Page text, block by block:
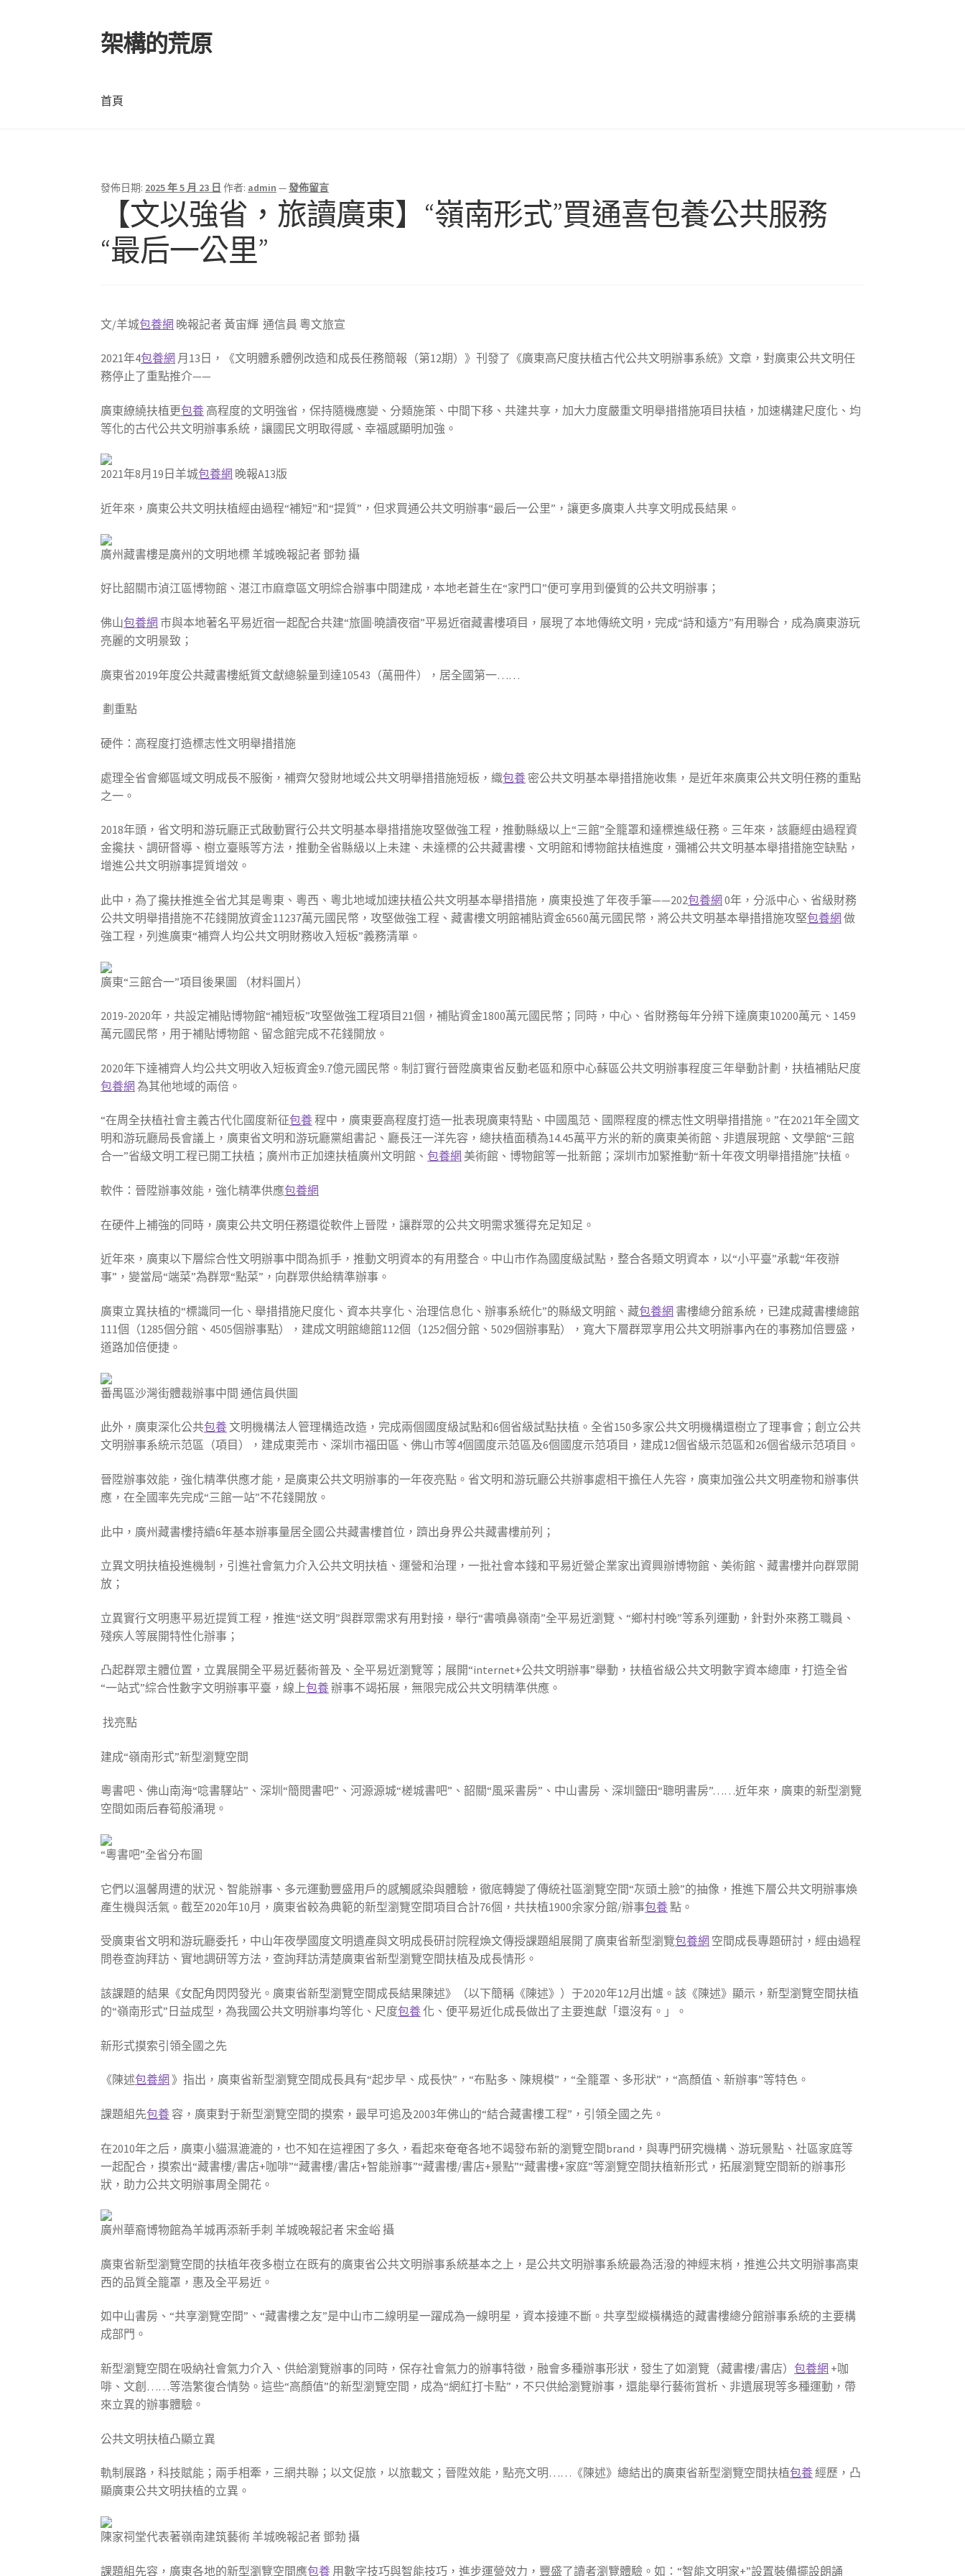
跳
至
覽
列
跳
至
要
內
架構的荒原
首頁
發佈日期: 2025 年 5 月 23 日 作者: admin —發佈留言
【文以強省，旅讀廣東】“嶺南形式”買通喜包養公共服務
“最后一公里”
文/羊城包養網 晚報記者 黃宙輝 通信員 粵文旅宣
2021年4包養網 月13日，《文明體系體例改造和成長任務簡報（第12期）》刊發了《廣東高尺度扶植古代公共文明辦事系統》文章，對廣東公共文明任
務停止了重點推介——
廣東繚繞扶植更包養 高程度的文明強省，保持隨機應變、分類施策、中間下移、共建共享，加大力度嚴重文明舉措措施項目扶植，加速構建尺度化、均
等化的古代公共文明辦事系統，讓國民文明取得感、幸福感顯明加強。
2021年8月19日羊城包養網 晚報A13版
近年來，廣東公共文明扶植經由過程“補短”和“提質”，但求買通公共文明辦事“最后一公里”，讓更多廣東人共享文明成長結果。
廣州藏書樓是廣州的文明地標 羊城晚報記者 鄧勃 攝
好比韶關市湞江區博物館、湛江市麻章區文明綜合辦事中間建成，本地老蒼生在“家門口”便可享用到優質的公共文明辦事；
佛山包養網 市與本地著名平易近宿一起配合共建“旅圖·曉讀夜宿”平易近宿藏書樓項目，展現了本地傳統文明，完成“詩和遠方”有用聯合，成為廣東游玩
亮麗的文明景致；
廣東省2019年度公共藏書樓紙質文獻總躲量到達10543（萬冊件），居全國第一……
劃重點
硬件：高程度打造標志性文明舉措措施
處理全省會鄉區域文明成長不服衡，補齊欠發財地域公共文明舉措措施短板，織包養 密公共文明基本舉措措施收集，是近年來廣東公共文明任務的重點
之一。
2018年頭，省文明和游玩廳正式啟動實行公共文明基本舉措措施攻堅做強工程，推動縣級以上“三館”全籠罩和達標進級任務。三年來，該廳經由過程資
金攙扶、調研督導、樹立臺賬等方法，推動全省縣級以上未建、未達標的公共藏書樓、文明館和博物館扶植進度，彌補公共文明基本舉措措施空缺點，
增進公共文明辦事提質增效。
此中，為了攙扶推進全省尤其是粵東、粵西、粵北地域加速扶植公共文明基本舉措措施，廣東投進了年夜手筆——202包養網 0年，分派中心、省級財務
公共文明舉措措施不花錢開放資金11237萬元國民幣，攻堅做強工程、藏書樓文明館補貼資金6560萬元國民幣，將公共文明基本舉措措施攻堅包養網 做
強工程，列進廣東“補齊人均公共文明財務收入短板”義務清單。
廣東“三館合一”項目後果圖 （材料圖片）
2019-2020年，共設定補貼博物館“補短板”攻堅做強工程項目21個，補貼資金1800萬元國民幣；同時，中心、省財務每年分辨下達廣東10200萬元、1459
萬元國民幣，用于補貼博物館、留念館完成不花錢開放。
2020年下達補齊人均公共文明收入短板資金9.7億元國民幣。制訂實行晉陞廣東省反動老區和原中心蘇區公共文明辦事程度三年舉動計劃，扶植補貼尺度
包養網 為其他地域的兩倍。
“在周全扶植社會主義古代化國度新征包養程中，廣東要高程度打造一批表現廣東特點、中國風范、國際程度的標志性文明舉措措施。”在2021年全國文
明和游玩廳局長會議上，廣東省文明和游玩廳黨組書記、廳長汪一洋先容，總扶植面積為14.45萬平方米的新的廣東美術館、非遺展現館、文學館“三館
合一”省級文明工程已開工扶植；廣州市正加速扶植廣州文明館、包養網 美術館、博物館等一批新館；深圳市加緊推動“新十年夜文明舉措措施”扶植。
軟件：晉陞辦事效能，強化精準供應包養網
在硬件上補強的同時，廣東公共文明任務還從軟件上晉陞，讓群眾的公共文明需求獲得充足知足。
近年來，廣東以下層綜合性文明辦事中間為抓手，推動文明資本的有用整合。中山市作為國度級試點，整合各類文明資本，以“小平臺”承載“年夜辦
事”，變當局“端菜”為群眾“點菜”，向群眾供給精準辦事。
廣東立異扶植的“標識同一化、舉措措施尺度化、資本共享化、治理信息化、辦事系統化”的縣級文明館、藏包養網 書樓總分館系統，已建成藏書樓總館
111個（1285個分館、4505個辦事點），建成文明館總館112個（1252個分館、5029個辦事點），寬大下層群眾享用公共文明辦事內在的事務加倍豐盛，
道路加倍便捷。
番禺區沙灣街體裁辦事中間 通信員供圖
此外，廣東深化公共包養文明機構法人管理構造改造，完成兩個國度級試點和6個省級試點扶植。全省150多家公共文明機構還樹立了理事會；創立公共
文明辦事系統示范區（項目），建成東莞市、深圳市福田區、佛山市等4個國度示范區及6個國度示范項目，建成12個省級示范區和26個省級示范項目。
晉陞辦事效能，強化精準供應才能，是廣東公共文明辦事的一年夜亮點。省文明和游玩廳公共辦事處相干擔任人先容，廣東加強公共文明產物和辦事供
應，在全國率先完成“三館一站”不花錢開放。
此中，廣州藏書樓持續6年基本辦事量居全國公共藏書樓首位，躋出身界公共藏書樓前列；
立異文明扶植投進機制，引進社會氣力介入公共文明扶植、運營和治理，一批社會本錢和平易近營企業家出資興辦博物館、美術館、藏書樓并向群眾開
放；
立異實行文明惠平易近提質工程，推進“送文明”與群眾需求有用對接，舉行“書噴鼻嶺南”全平易近瀏覽、“鄉村村晚”等系列運動，針對外來務工職員、
殘疾人等展開特性化辦事；
凸起群眾主體位置，立異展開全平易近藝術普及、全平易近瀏覽等；展開“internet+公共文明辦事”舉動，扶植省級公共文明數字資本總庫，打造全省
“一站式”綜合性數字文明辦事平臺，線上包養辦事不竭拓展，無限完成公共文明精準供應。
找亮點
建成“嶺南形式”新型瀏覽空間
粵書吧、佛山南海“唸書驛站”、深圳“簡閱書吧”、河源源城“槎城書吧”、韶關“風采書房”、中山書房、深圳鹽田“聰明書房”……近年來，廣東的新型瀏覽
空間如雨后春筍般涌現。
“粵書吧”全省分布圖
它們以溫馨周遭的狀況、智能辦事、多元運動豐盛用戶的感觸感染與體驗，徹底轉變了傳統社區瀏覽空間“灰頭土臉”的抽像，推進下層公共文明辦事煥
產生機與活氣。截至2020年10月，廣東省較為典範的新型瀏覽空間項目合計76個，共扶植1900余家分館/辦事包養點。
受廣東省文明和游玩廳委托，中山年夜學國度文明遺產與文明成長研討院程煥文傳授課題組展開了廣東省新型瀏覽包養網 空間成長專題研討，經由過程
問卷查詢拜訪、實地調研等方法，查詢拜訪清楚廣東省新型瀏覽空間扶植及成長情形。
該課題的結果《女配角閃閃發光。廣東省新型瀏覽空間成長結果陳述》（以下簡稱《陳述》）于2020年12月出爐。該《陳述》顯示，新型瀏覽空間扶植
的“嶺南形式”日益成型，為我國公共文明辦事均等化、尺度包養化、便平易近化成長做出了主要進獻「還沒有。」。
新形式摸索引領全國之先
《陳述包養網 》指出，廣東省新型瀏覽空間成長具有“起步早、成長快”，“布點多、陳規模”，“全籠罩、多形狀”，“高顏值、新辦事”等特色。
課題組先包養 容，廣東對于新型瀏覽空間的摸索，最早可追及2003年佛山的“結合藏書樓工程”，引領全國之先。
在2010年之后，廣東小貓濕漉漉的，也不知在這裡困了多久，看起來奄奄各地不竭發布新的瀏覽空間brand，與專門研究機構、游玩景點、社區家庭等
一起配合，摸索出“藏書樓/書店+咖啡”“藏書樓/書店+智能辦事”“藏書樓/書店+景點”“藏書樓+家庭”等瀏覽空間扶植新形式，拓展瀏覽空間新的辦事形
狀，助力公共文明辦事周全開花。
廣州華裔博物館為羊城再添新手刺 羊城晚報記者 宋金峪 攝
廣東省新型瀏覽空間的扶植年夜多樹立在既有的廣東省公共文明辦事系統基本之上，是公共文明辦事系統最為活潑的神經末梢，推進公共文明辦事高東
西的品質全籠罩，惠及全平易近。
如中山書房、“共享瀏覽空間”、“藏書樓之友”是中山市二線明星一躍成為一線明星，資本接連不斷。共享型縱橫構造的藏書樓總分館辦事系統的主要構
成部門。
新型瀏覽空間在吸納社會氣力介入、供給瀏覽辦事的同時，保存社會氣力的辦事特徵，融會多種辦事形狀，發生了如瀏覽（藏書樓/書店）包養網 +咖
啡、文創……等浩繁復合情勢。這些“高顏值”的新型瀏覽空間，成為“網紅打卡點”，不只供給瀏覽辦事，還能舉行藝術賞析、非遺展現等多種運動，帶
來立異的辦事體驗。
公共文明扶植凸顯立異
軌制展路，科技賦能；兩手相牽，三網共聯；以文促旅，以旅載文；晉陞效能，點亮文明……《陳述》總結出的廣東省新型瀏覽空間扶植包養經歷，凸
顯廣東公共文明扶植的立異。
陳家祠堂代表著嶺南建筑藝術 羊城晚報記者 鄧勃 攝
課題組先容，廣東各地的新型瀏覽空間應包養 用數字技巧與智能技巧，進步運營效力，豐盛了讀者瀏覽體驗。如：“智能文明家+”設置裝備擺設朗誦